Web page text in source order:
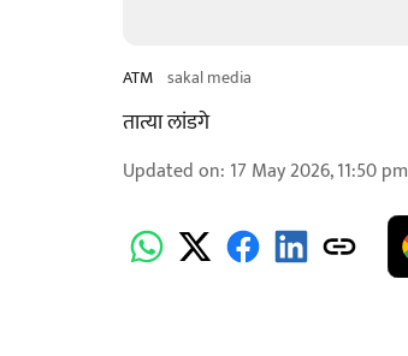
ATM sakal media
तात्या लांडगे
Updated on: 17 May 2026, 11:50 pm